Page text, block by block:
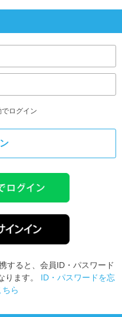
ログイン
すると、会員ID・パスワード
ります。 ID・パスワードを忘
ら